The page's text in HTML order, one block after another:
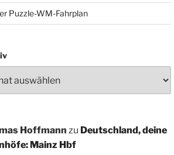
Puzzle-WM-Fahrplan
Hoffmann zu Deutschland, deine
Mainz Hbf